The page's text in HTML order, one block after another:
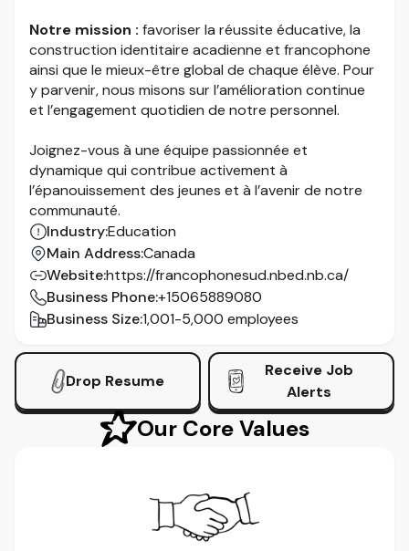
Notre mission : favoriser la réussite éducative, la
construction identitaire acadienne et francophone
ainsi que le mieux-être global de chaque élève. Pour
y parvenir, nous misons sur l’amélioration continue
et l’engagement quotidien de notre personnel.
Joignez-vous à une équipe passionnée et
dynamique qui contribue activement à
l’épanouissement des jeunes et à l’avenir de notre
communauté.
Industry:Education
Main Address:Canada
Website:https://francophonesud.nbed.nb.ca/
Business Phone:+15065889080
Business Size:1,001-5,000 employees
Drop Resume
Receive Job
Alerts
Our Core Values